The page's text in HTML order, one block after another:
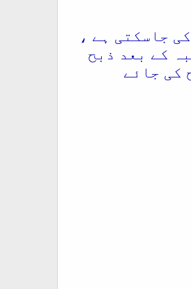
جاسکتی ہے ،
کے بعد ذبح
کی جائے